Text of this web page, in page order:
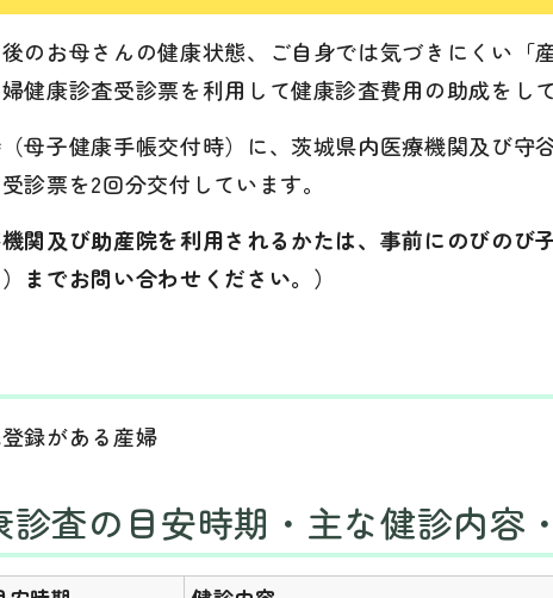
のお母さんの健康状態、ご自身では気づきにくい「
健康診査受診票を利用して健康診査費用の助成をして
母子健康手帳交付時）に、茨城県内医療機関及び守
診票を2回分交付しています。
機関及び助産院を利用されるかたは、事前にのびのび
までお問い合わせください。）
録がある産婦
診査の目安時期・主な健診内容